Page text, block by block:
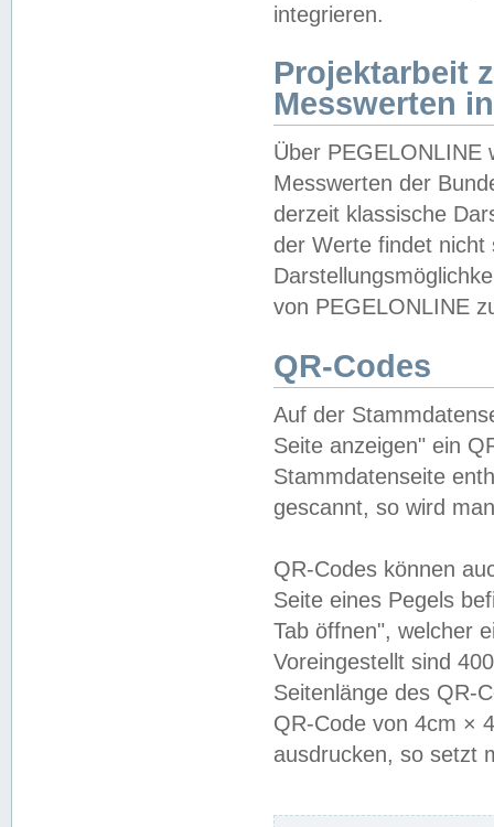
integrieren.
Projektarbeit
Messwerten
Über PEGELONLINE
Messwerten der
derzeit klassische
der Werte findet
von PEGELONLINE
QR-Codes
Auf der
Seite anzeigen" ein
Stammdatenseite
gescannt, so wird
QR-Codes können
Seite eines Pegels
Tab öffnen", welcher
Voreingestellt sind
Seitenlänge des QR-
QR-Code von 4cm ×
ausdrucken, so setzt